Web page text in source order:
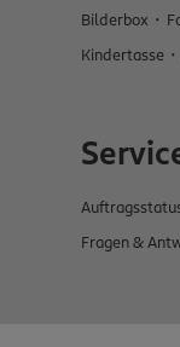
Bilderbox
Kindertasse
Fragen &